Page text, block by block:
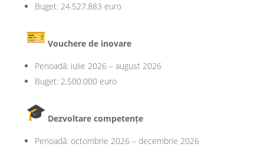
Buget: 24.527.883 euro
Vouchere de inovare
Perioadă: iulie 2026 – august 2026
Buget: 2.500.000 euro
Dezvoltare competențe
Perioadă: octombrie 2026 – decembrie 2026